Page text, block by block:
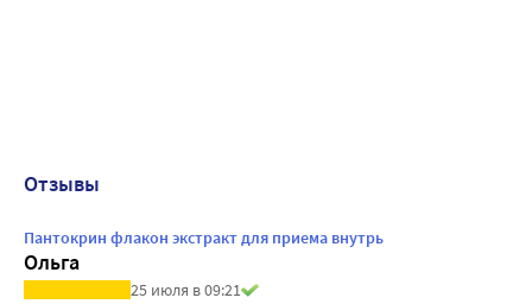
Отзывы
Пантокрин флакон экстракт для приема внутрь
Ольга
25 июля в 09:21